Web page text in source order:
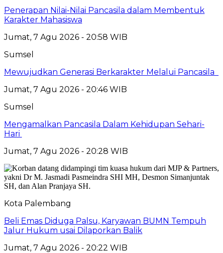
Penerapan Nilai-Nilai Pancasila dalam Membentuk
Karakter Mahasiswa
Jumat, 7 Agu 2026 - 20:58 WIB
Sumsel
Mewujudkan Generasi Berkarakter Melalui Pancasila
Jumat, 7 Agu 2026 - 20:46 WIB
Sumsel
Mengamalkan Pancasila Dalam Kehidupan Sehari-
Hari
Jumat, 7 Agu 2026 - 20:28 WIB
Kota Palembang
Beli Emas Diduga Palsu, Karyawan BUMN Tempuh
Jalur Hukum usai Dilaporkan Balik
Jumat, 7 Agu 2026 - 20:22 WIB